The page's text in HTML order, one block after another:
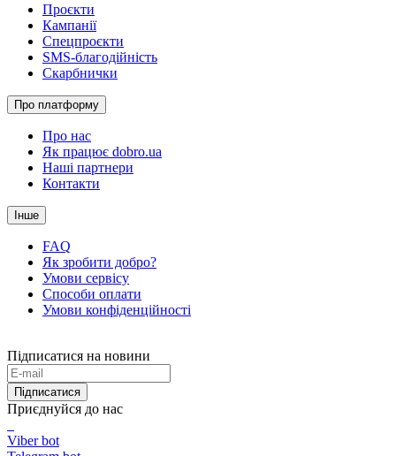
Проєкти
Кампанії
Спецпроєкти
SMS-благодійність
Скарбнички
Про платформу
Про нас
Як працює dobro.ua
Наші партнери
Контакти
Інше
FAQ
Як зробити добро?
Умови сервісу
Способи оплати
Умови конфіденційності
Підписатися на новини
Підписатися
Приєднуйся до нас
Viber bot